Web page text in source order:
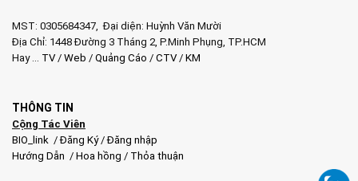
MST: 0305684347, Đại diện: Huỳnh Văn Mười
Địa Chỉ: 1448 Đường 3 Tháng 2, P.Minh Phụng, TP.HCM
Hay …
TV/ Web / Quảng Cáo / CTV/ KM
THÔNG TIN
Cộng Tác Viên
BIO_link /Đăng Ký /Đăng nhập
Hướng Dẫn / Hoa hồng / Thỏa thuận